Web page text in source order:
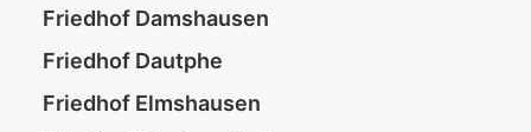
Friedhof Damshausen
Friedhof Dautphe
Friedhof Elmshausen